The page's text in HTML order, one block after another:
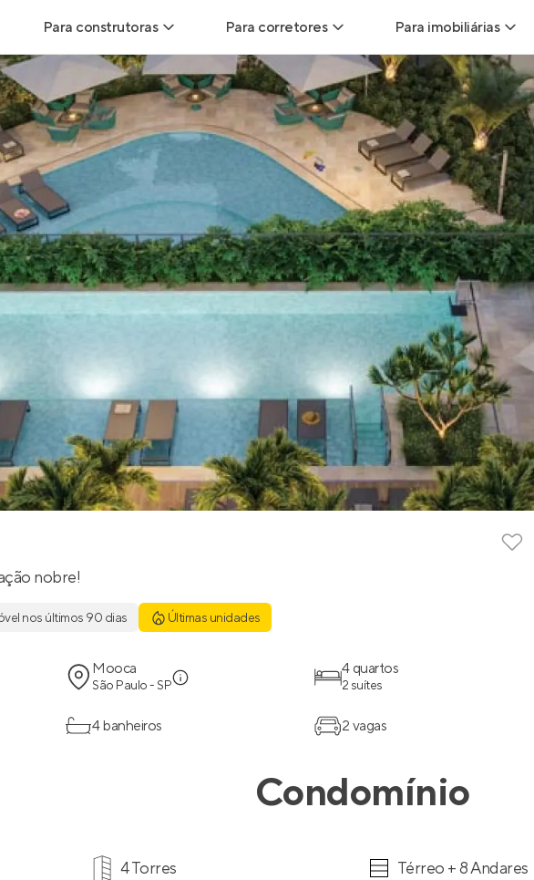
Para construtoras
Geração de Leads
Geração de Visitas
Geração de Vendas
Maiores Construtoras
Parcerias Imobiliárias
Anunciar Imóveis
Para corretores
Leads para Corretores
Corretor+
Parcerias imobiliárias
Hub de Corretores
Perfil Verificado
Anunciar imóveis
Para imobiliárias
Leads para
Hub de
Anunciar imóveis
nobre!
nos últimos 90 dias Últimas unidades
Mooca
São Paulo - SP
4 quartos
2 suítes
4 banheiros 2 vagas
Condomínio
4 Torres Térreo + 8 Andares